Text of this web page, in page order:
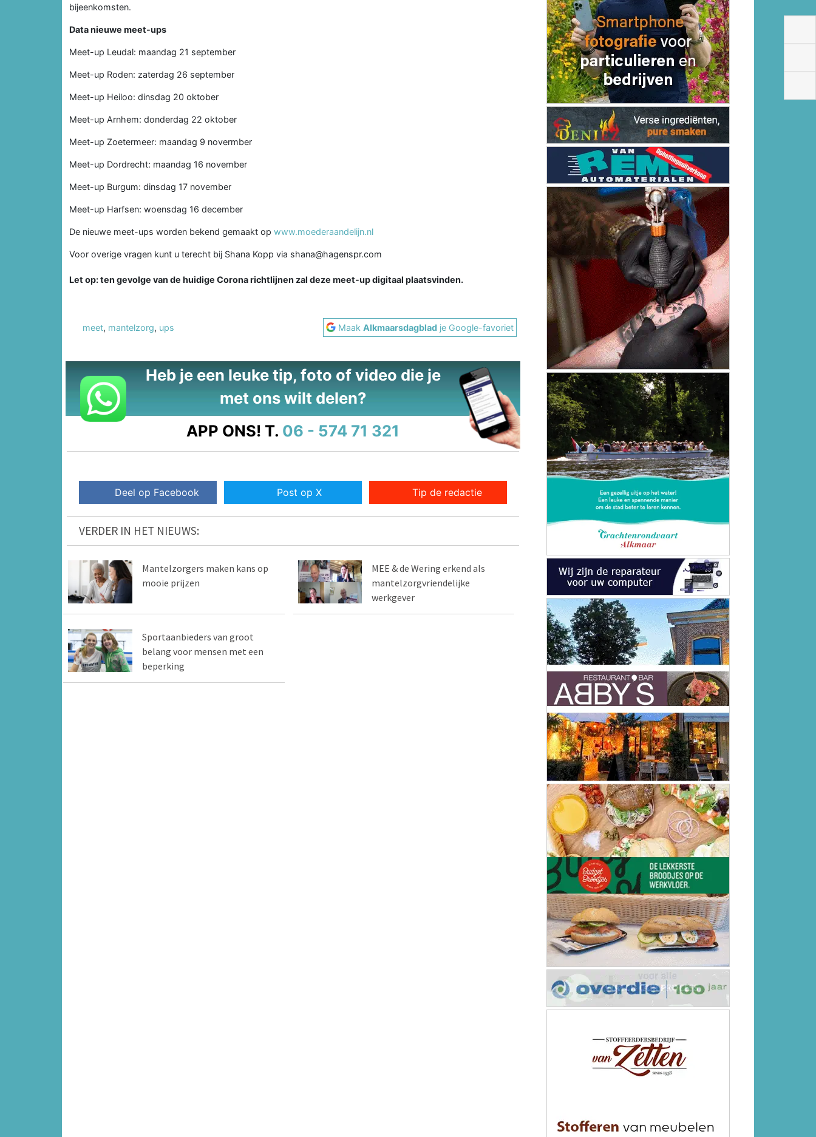
bijeenkomsten.
Data nieuwe meet-ups
Meet-up Leudal: maandag 21 september
Meet-up Roden: zaterdag 26 september
Meet-up Heiloo: dinsdag 20 oktober
Meet-up Arnhem: donderdag 22 oktober
Meet-up Zoetermeer: maandag 9 novermber
Meet-up Dordrecht: maandag 16 november
Meet-up Burgum: dinsdag 17 november
Meet-up Harfsen: woensdag 16 december
De nieuwe meet-ups worden bekend gemaakt op www.moederaandelijn.nl
Voor overige vragen kunt u terecht bij Shana Kopp via shana@hagenspr.com
Let op: ten gevolge van de huidige Corona richtlijnen zal deze meet-up digitaal plaatsvinden.
meet, mantelzorg, ups MaakAlkmaarsdagblad je Google-favoriet
Heb je een leuke tip, foto of video die je
met ons wilt delen?
APP ONS! T. 06 - 574 71 321
Deel op Facebook Post op X Tip de redactie
VERDER IN HET NIEUWS:
Mantelzorgers maken kans op
mooie prijzen
MEE & de Wering erkend als
mantelzorgvriendelijke
werkgever
Sportaanbieders van groot
belang voor mensen met een
beperking